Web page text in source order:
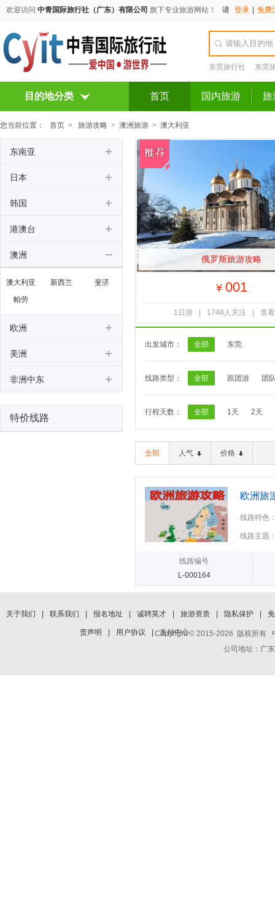
欢迎访问 中青国际旅行社（广东）有限公司 旗下专业旅游网站！ 请 登录 免费
东莞旅行社 东莞
目的地分类 首页 国内旅游 旅
您当前位置： 首页 > 旅游攻略 > 澳洲旅游 > 澳大利亚
俄罗斯旅游攻略
¥ 001
1日游 1748人关注 查
出发城市： 全部 东莞
线路类型： 全部 跟团游 团
行程天数： 全部 1天 2天
全部 人气 价格
欧洲旅
线路特色
线路主题
线路编号
L-000164
东南亚
日本
韩国
港澳台
澳洲
澳大利亚 新西兰
斐济
帕劳
欧洲
美洲
非洲中东
特价线路
关于我们 联系我们 报名地址 诚聘英才 旅游资质 隐私保护 免
责声明 用户协议 支付中心
Copyright © 2015-2026 版权所有
公司地址：广